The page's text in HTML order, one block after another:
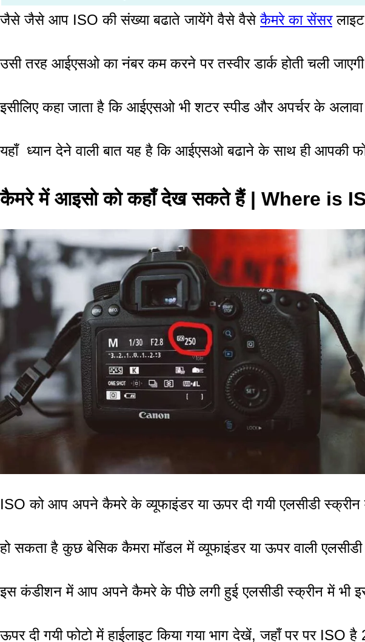
जैसे जैसे आप ISO की संख्या बढाते जायेंगे वैसे वैसेकैमरे का सेंसर
उसी तरह आईएसओ का नंबर कम करने पर तस्वीर डार्क होती चली
इसीलिए कहा जाता है कि आईएसओ भी शटर स्पीड और अपर्चर के
यहाँ ध्यान देने वाली बात यह है कि आईएसओ बढाने के साथ ही आपकी
कैमरे में आइसो को कहाँ देख सकते हैं | Where is
ISO को आप अपने कैमरे के व्यूफाइंडर या ऊपर दी गयी एलसीडी
हो सकता है कुछ बेसिक कैमरा मॉडल में व्यूफाइंडर या ऊपर वाली एलसीडी
इस कंडीशन में आप अपने कैमरे के पीछे लगी हुई एलसीडी स्क्रीन में भी
ऊपर दी गयी फोटो में हाईलाइट किया गया भाग देखें, जहाँ परपर ISO है